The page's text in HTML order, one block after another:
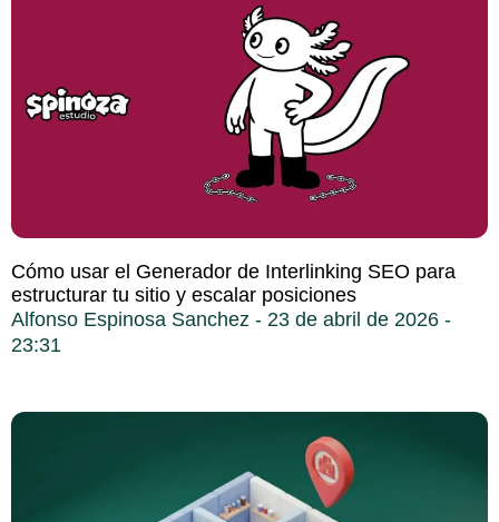
Cómo usar el Generador de Interlinking SEO para
estructurar tu sitio y escalar posiciones
Alfonso Espinosa Sanchez
23 de abril de 2026
23:31